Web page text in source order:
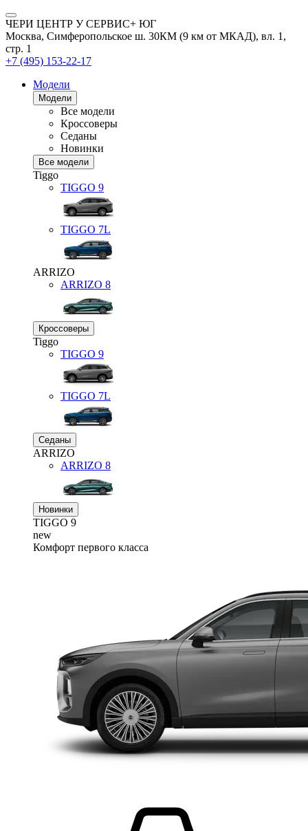
ЧЕРИ ЦЕНТР У СЕРВИС+ ЮГ
Москва, Симферопольское ш. 30КМ (9 км от МКАД), вл. 1,
стр. 1
+7 (495) 153-22-17
Модели
Модели
Все модели
Кроссоверы
Седаны
Новинки
Все модели
Tiggo
TIGGO 9
TIGGO 7L
ARRIZO
ARRIZO 8
Кроссоверы
Tiggo
TIGGO 9
TIGGO 7L
Седаны
ARRIZO
ARRIZO 8
Новинки
TIGGO 9
new
Комфорт первого класса